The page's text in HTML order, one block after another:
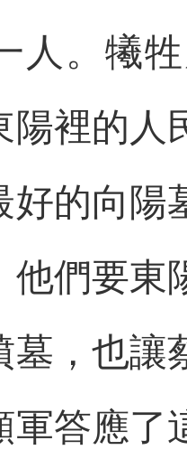
人。犧
陽裡的
好的向陽
他們要東
墓，也
軍答應了